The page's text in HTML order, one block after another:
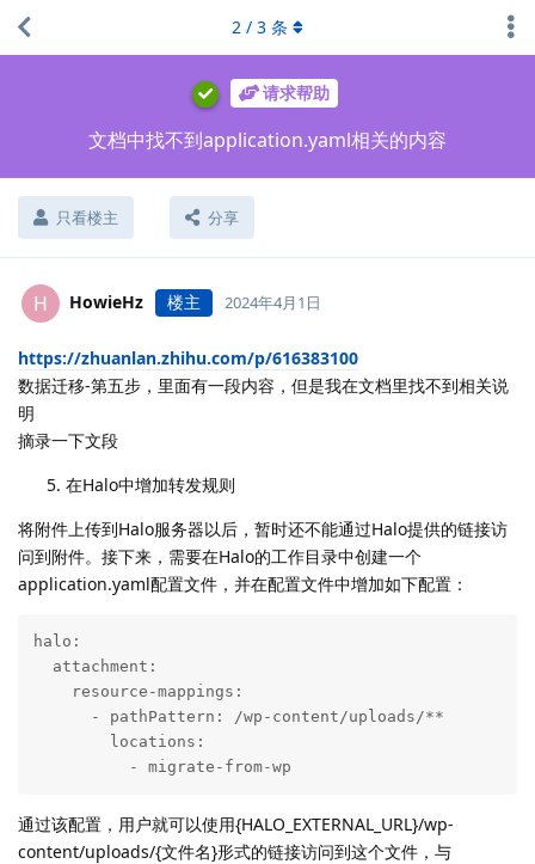
请求帮助
文档中找不到application.yaml相关的内容
只看楼主 分享
2 / 3 条
H HowieHz 楼主 2024年4月1日
https://zhuanlan.zhihu.com/p/616383100
数据迁移-第五步，里面有一段内容，但是我在文档里找不到相关说
明
摘录一下文段
在Halo中增加转发规则
将附件上传到Halo服务器以后，暂时还不能通过Halo提供的链接访
问到附件。接下来，需要在Halo的工作目录中创建一个
application.yaml配置文件，并在配置文件中增加如下配置：
halo:
  attachment:
    resource-mappings:
      - pathPattern: /wp-content/uploads/**
        locations:
          - migrate-from-wp
通过该配置，用户就可以使用{HALO_EXTERNAL_URL}/wp-
content/uploads/{文件名}形式的链接访问到这个文件，与